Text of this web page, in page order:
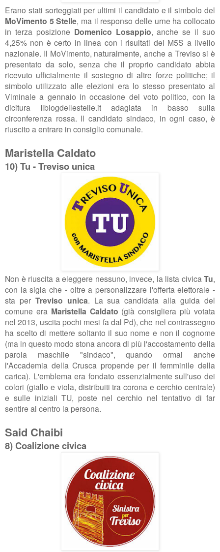
Erano stati sorteggiati per ultimi il candidato e il simbolo del
MoVimento 5 Stelle, ma il responso delle urne ha collocato
in terza posizione Domenico Losappio, anche se il suo
4,25% non è certo in linea con i risultati del M5S a livello
nazionale. Il MoVimento, naturalmente, anche a Treviso si è
presentato da solo, senza che il proprio candidato abbia
ricevuto ufficialmente il sostegno di altre forze politiche; il
simbolo utilizzato alle elezioni era lo stesso presentato al
Viminale a gennaio in occasione del voto politico, con la
dicitura Ilblogdellestelle.it adagiata in basso sulla
circonferenza rossa. Il candidato sindaco, in ogni caso, è
riuscito a entrare in consiglio comunale.
Maristella Caldato
10) Tu - Treviso unica
Non è riuscita a eleggere nessuno, invece, la lista civica Tu,
con la sigla che - oltre a personalizzare l'offerta elettorale -
sta per Treviso unica. La sua candidata alla guida del
comune era Maristella Caldato (già consigliera più votata
nel 2013, uscita pochi mesi fa dal Pd), che nel contrassegno
ha scelto di mettere soltanto il suo nome e non il cognome
(ma in questo modo stona ancora di più l'accostamento della
parola maschile "sindaco", quando ormai anche
l'Accademia della Crusca propende per il femminile della
carica). L'emblema era fondato essenzialmente sull'uso dei
colori (giallo e viola, distribuiti tra corona e cerchio centrale)
e sulle iniziali TU, poste nel cerchio nel tentativo di far
sentire al centro la persona.
Said Chaibi
8) Coalizione civica